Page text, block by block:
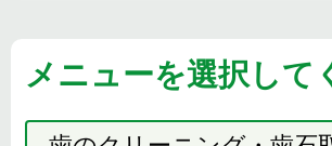
メニューを選択して